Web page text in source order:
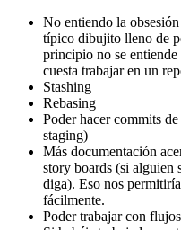
No entiendo la
típico dibujito lleno de
principio no se
cuesta trabajar en un
Stashing
Rebasing
Poder hacer commits
staging)
Más documentación
story boards (si alguien
diga). Eso nos
fácilmente.
Poder trabajar con